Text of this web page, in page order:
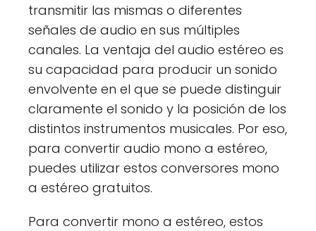
transmitir las mismas o diferentes
señales de audio en sus múltiples
canales. La ventaja del audio estéreo es
su capacidad para producir un sonido
envolvente en el que se puede distinguir
claramente el sonido y la posición de los
distintos instrumentos musicales. Por eso,
para convertir audio mono a estéreo,
puedes utilizar estos conversores mono
a estéreo gratuitos.
Para convertir mono a estéreo, estos